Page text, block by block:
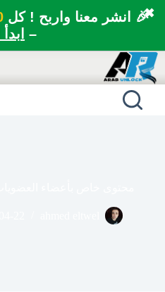
🎉 انشر معنا واربح ! كل
–
✖
التجاوز
إلى
المحتوى